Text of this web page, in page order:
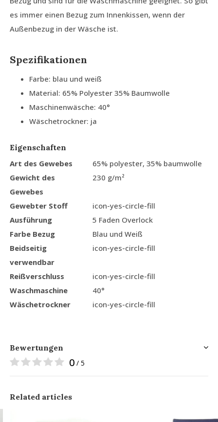
es immer einen Bezug zum Innenkissen, wenn der
Außenbezug in der Wäsche ist.
Spezifikationen
Farbe: blau und weiß
Material: 65% Polyester 35% Baumwolle
Maschinenwäsche: 40°
Wäschetrockner: ja
Eigenschaften
Art des Gewebes
65% polyester, 35% baumwolle
Gewicht des
Gewebes
230 g/m²
Gewebter Stoff
icon-yes-circle-fill
Ausführung
5 Faden Overlock
Farbe Bezug
Blau und Weiß
Beidseitig
verwendbar
icon-yes-circle-fill
Reißverschluss
icon-yes-circle-fill
Waschmaschine
40°
Wäschetrockner
icon-yes-circle-fill
Bewertungen
0 / 5
Related articles